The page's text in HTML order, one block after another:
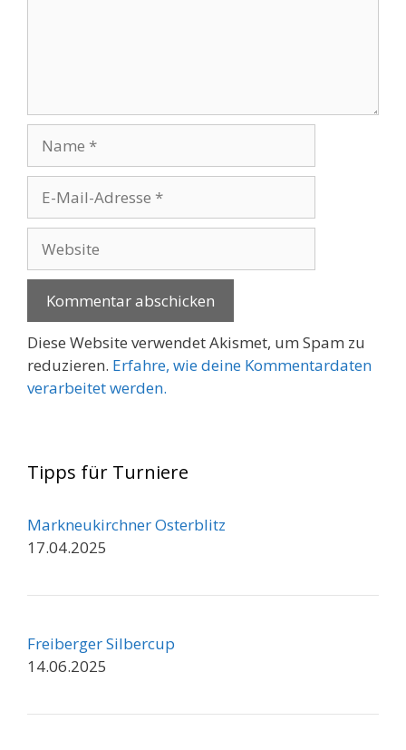
Mail-
Adresse
Diese Website verwendet Akismet, um Spam zu
reduzieren. Erfahre, wie deine Kommentardaten
verarbeitet werden.
Tipps für Turniere
Markneukirchner Osterblitz
17.04.2025
Freiberger Silbercup
14.06.2025